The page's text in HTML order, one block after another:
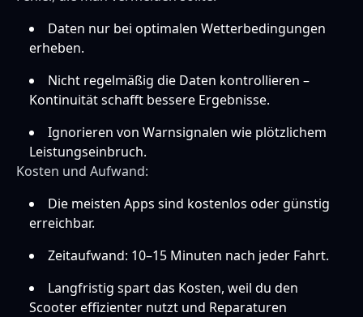
Daten nur bei optimalen Wetterbedingungen
erheben.
Nicht regelmäßig die Daten kontrollieren –
Kontinuität schafft bessere Ergebnisse.
Ignorieren von Warnsignalen wie plötzlichem
Leistungseinbruch.
Kosten und Aufwand:
Die meisten Apps sind kostenlos oder günstig
erreichbar.
Zeitaufwand: 10–15 Minuten nach jeder Fahrt.
Langfristig spart das Kosten, weil du den
Scooter effizienter nutzt und Reparaturen